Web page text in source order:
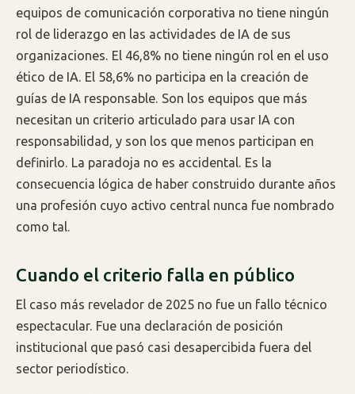
equipos de comunicación corporativa no tiene ningún
rol de liderazgo en las actividades de IA de sus
organizaciones. El 46,8% no tiene ningún rol en el uso
ético de IA. El 58,6% no participa en la creación de
guías de IA responsable. Son los equipos que más
necesitan un criterio articulado para usar IA con
responsabilidad, y son los que menos participan en
definirlo. La paradoja no es accidental. Es la
consecuencia lógica de haber construido durante años
una profesión cuyo activo central nunca fue nombrado
como tal.
Cuando el criterio falla en público
El caso más revelador de 2025 no fue un fallo técnico
espectacular. Fue una declaración de posición
institucional que pasó casi desapercibida fuera del
sector periodístico.